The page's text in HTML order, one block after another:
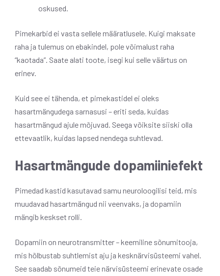
oskused.
Pimekarbid ei vasta sellele määratlusele. Kuigi maksate
raha ja tulemus on ebakindel, pole võimalust raha
“kaotada”. Saate alati toote, isegi kui selle väärtus on
erinev.
Kuid see ei tähenda, et pimekastidel ei oleks
hasartmängudega sarnasusi – eriti seda, kuidas
hasartmängud ajule mõjuvad. Seega võiksite siiski olla
ettevaatlik, kuidas lapsed nendega suhtlevad.
Hasartmängude dopamiiniefekt
Pimedad kastid kasutavad samu neuroloogilisi teid, mis
muudavad hasartmängud nii veenvaks, ja dopamiin
mängib keskset rolli.
Dopamiin on neurotransmitter – keemiline sõnumitooja,
mis hõlbustab suhtlemist aju ja kesknärvisüsteemi vahel.
See saadab sõnumeid teie närvisüsteemi erinevate osade